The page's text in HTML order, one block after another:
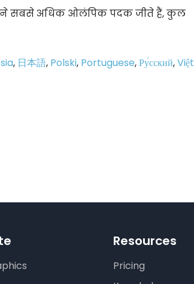
ने सबसे अधिक ओलंपिक पदक जीते हैं, कुल
, 日本語, Polski, Portuguese,Ру́сский,Việt
Resources
Pricing